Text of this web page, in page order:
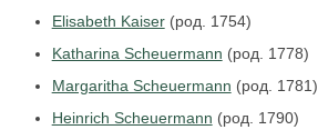
Elisabeth Kaiser(род. 1754)
Katharina Scheuermann (род. 1778)
Margaritha Scheuermann (род. 1781)
Heinrich Scheuermann (род. 1790)